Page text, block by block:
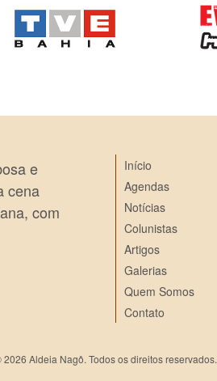
e
cena
com
Início
Agendas
Notícias
Colunistas
Artigos
Galerias
Quem Somos
Contato
Aldeia Nagô. Todos os direitos reservados.